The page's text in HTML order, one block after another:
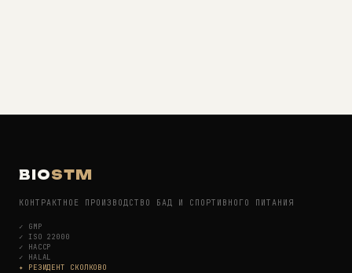
BIOSTM
КОНТРАКТНОЕ ПРОИЗВОДСТВО БАД И СПОРТИВНОГО ПИТАНИЯ
✓ GMP
✓ ISO 22000
✓ HACCP
✓ HALAL
✦ РЕЗИДЕНТ СКОЛКОВО